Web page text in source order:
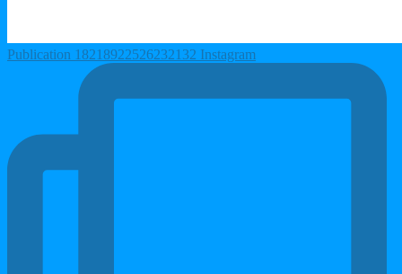
Publication 18218922526232132 Instagram